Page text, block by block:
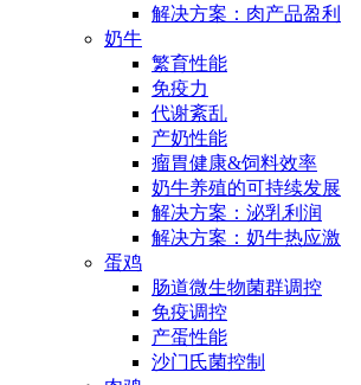
解决方案：肉产品盈利
奶牛
繁育性能
免疫力
代谢紊乱
产奶性能
瘤胃健康&饲料效率
奶牛养殖的可持续发展
解决方案：泌乳利润
解决方案：奶牛热应激
蛋鸡
肠道微生物菌群调控
免疫调控
产蛋性能
沙门氏菌控制